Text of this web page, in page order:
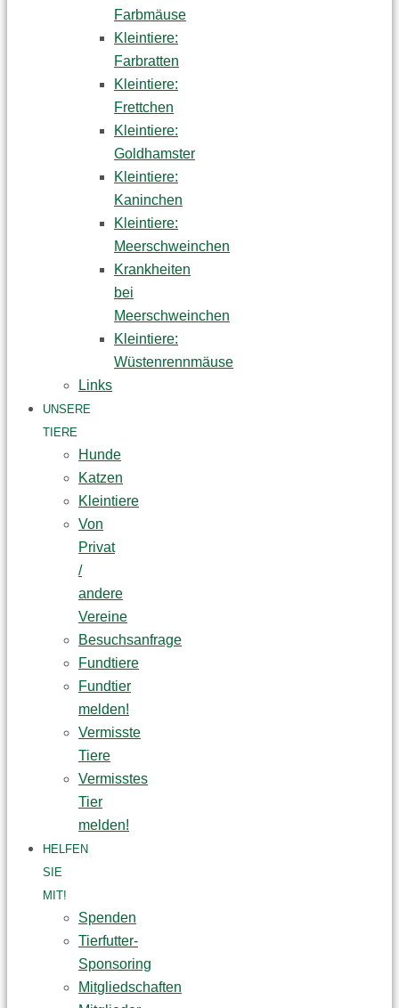
Farbmäuse
Kleintiere:
Farbratten
Kleintiere:
Frettchen
Kleintiere:
Goldhamster
Kleintiere:
Kaninchen
Kleintiere:
Meerschweinchen
Krankheiten
bei
Meerschweinchen
Kleintiere:
Wüstenrennmäuse
Links
UNSERE
TIERE
Hunde
Katzen
Kleintiere
Von
Privat
/
andere
Vereine
Besuchsanfrage
Fundtiere
Fundtier
melden!
Vermisste
Tiere
Vermisstes
Tier
melden!
HELFEN
SIE
MIT!
Spenden
Tierfutter-
Sponsoring
Mitgliedschaften